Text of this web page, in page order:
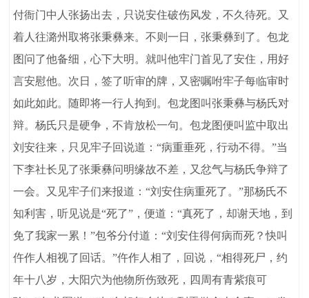
付衙门中人张扬出去，只说安住破伤风发，不久待死。又
着人往潞州取将张秉彝来。不则一日，张秉彝到了。包龙
图问了他备细，心下大明。就叫他牢门首见了安住，用好
言安慰他。次日，签了听审的牌，又密嘱咐牢子每临审时
如此如此。随即将一行人拘到。包龙图叫张秉彝与杨氏对
辩。杨氏只是硬争，不肯放松一句。包龙图便叫监中取出
刘安往来，只见牢子回说道：“病重垂死，行动不得。”当
下李社长见了张秉彝问明缘故不差，又忿气与杨氏争辩了
一会。又见牢子们来报道：“刘安住病重死了。”那杨氏不
知利害，听见说是“死了”，便道：“真死了，却谢天地，到
免了我家一累！”包爷分付道：“刘安住得何病而死？快叫
仵作人相视了回话。”仵作人相了，回说，“相得死尸，约
年十八岁，大阳穴为他物所伤致死，四周有青紫痕可